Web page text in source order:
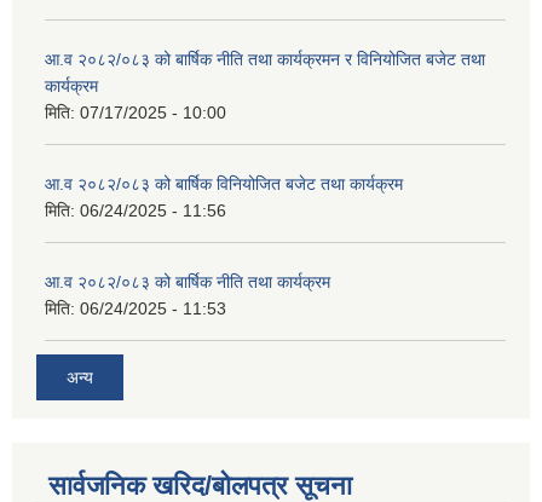
आ.व २०८२/०८३ को बार्षिक नीति तथा कार्यक्रमन र विनियोजित बजेट तथा
कार्यक्रम
मिति: 07/17/2025 - 10:00
आ.व २०८२/०८३ को बार्षिक विनियोजित बजेट तथा कार्यक्रम
मिति: 06/24/2025 - 11:56
आ.व २०८२/०८३ को बार्षिक नीति तथा कार्यक्रम
मिति: 06/24/2025 - 11:53
अन्य
सार्वजनिक खरिद/बोलपत्र सूचना